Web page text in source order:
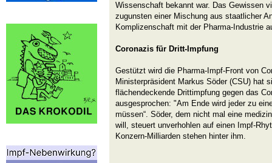
Wissenschaft bekannt war. Das Gewissen
zugunsten einer Mischung aus staatlicher
Komplizenschaft mit der Pharma-Industrie
Coronazis für Dritt-Impfung
Gestützt wird die Pharma-Impf-Front von
Ministerpräsident Markus Söder (CSU) hat
flächendeckende Drittimpfung gegen das
ausgesprochen: "Am Ende wird jeder zu
müssen“. Söder, dem nicht mal eine
will, steuert unverhohlen auf einen Impf-
Konzern-Milliarden stehen hinter ihm.